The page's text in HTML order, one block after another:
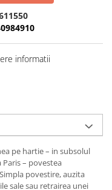
informatii
pe hartie – in subsolul
– povestea
povestire, auzita
sale sau retrairea unei